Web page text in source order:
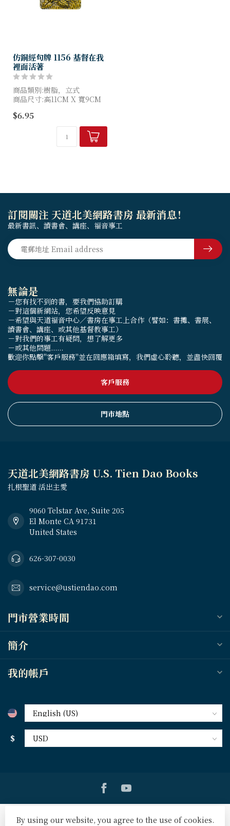
仿銅經句牌 1156 基督在我
裡面活著
商品類別:樹脂，立式
商品尺寸:高11CM X 寬9CM
$6.95
無論是
－您有找不到的書，要我們協助訂購
－對這個新網站，您希望反映意見
－希望與天道福音中心／書房在事工上合作（譬如：書攤、書展、
讀書會、講座、或其他基督教事工）
－對我們的事工有疑問，想了解更多
－或其他問題......
歡迎你點擊"客戶服務"並在回應箱填寫，我們虛心聆聽，並盡快回覆
客戶服務
門市地點
訂閱關注 天道北美網路書房 最新消息！
最新書訊、讀書會、講座、福音事工
天道北美網路書房 U.S. Tien Dao Books
扎根聖道 活出主愛
9060 Telstar Ave, Suite 205
El Monte CA 91731
United States
626-307-0030
service@ustiendao.com
門市營業時間
簡介
我的帳戶
$
By using our website, you agree to the use of cookies.